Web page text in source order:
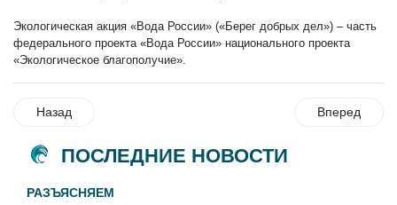
Экологическая акция «Вода России» («Берег добрых дел») – часть
федерального проекта «Вода России» национального проекта
«Экологическое благополучие».
Назад Вперед
ПОСЛЕДНИЕ НОВОСТИ
РАЗЪЯСНЯЕМ